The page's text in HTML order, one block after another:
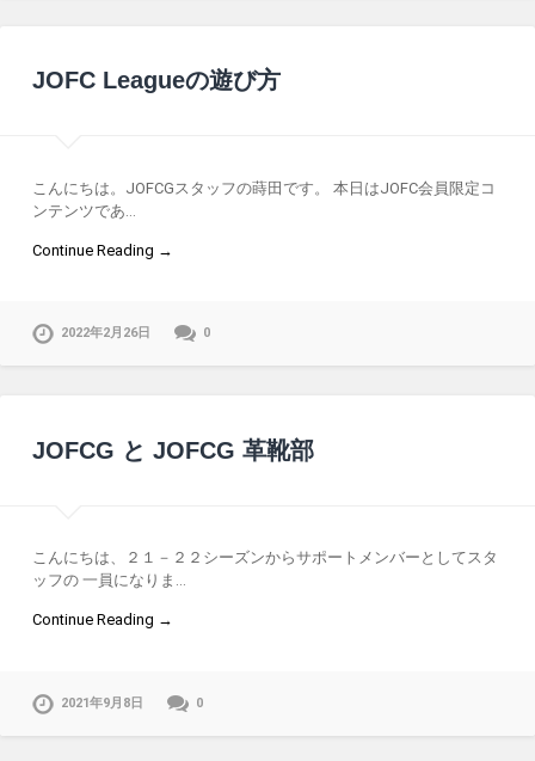
JOFC Leagueの遊び方
こんにちは。JOFCGスタッフの蒔田です。 本日はJOFC会員限定コ
ンテンツであ…
Continue Reading →
2022年2月26日 0
JOFCG と JOFCG 革靴部
こんにちは、２１－２２シーズンからサポートメンバーとしてスタ
ッフの 一員になりま…
Continue Reading →
2021年9月8日 0